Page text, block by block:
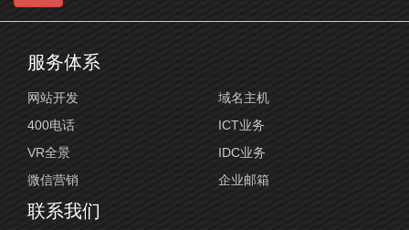
服务体系
网站开发
400电话
VR全景
微信营销
域名主机
ICT业务
IDC业务
企业邮箱
联系我们